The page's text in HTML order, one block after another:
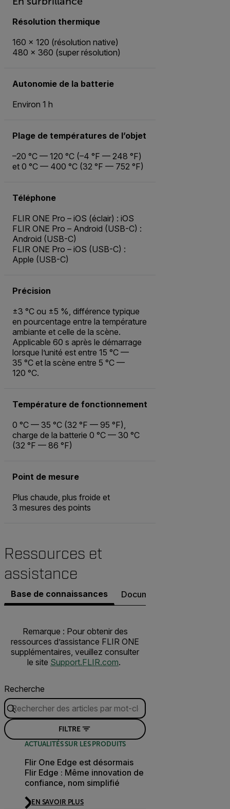
Résolution thermique
160 × 120 (résolution native)
480 × 360 (super résolution)
Autonomie de la batterie
Environ 1 h
Plage de températures de l’objet
–20 °C — 120 °C (–4 °F — 248 °F)
et 0 °C — 400 °C (32 °F — 752 °F)
Téléphone
FLIR ONE Pro – iOS (éclair) : iOS
FLIR ONE Pro – Android (USB-C) :
Android (USB-C)
FLIR ONE Pro – iOS (USB-C) :
Apple (USB-C)
Précision
±3 °C ou ±5 %, différence typique
en pourcentage entre la température
ambiante et celle de la scène.
Applicable 60 s après le démarrage
lorsque l’unité est entre 15 °C —
35 °C et la scène entre 5 °C —
120 °C.
Température de fonctionnement
0 °C — 35 °C (32 °F — 95 °F),
charge de la batterie 0 °C — 30 °C
(32 °F — 86 °F)
Point de mesure
Plus chaude, plus froide et
3 mesures des points
Ressources et
assistance
Base de connaissances Documents
Remarque : Pour obtenir des
ressources d’assistance FLIR ONE
supplémentaires, veuillez consulter
le site Support.FLIR.com.
Recherche
FILTRE
ACTUALITÉS SUR LES PRODUITS
Flir One Edge est désormais
Flir Edge : Même innovation de
confiance, nom simplifié
EN SAVOIR PLUS